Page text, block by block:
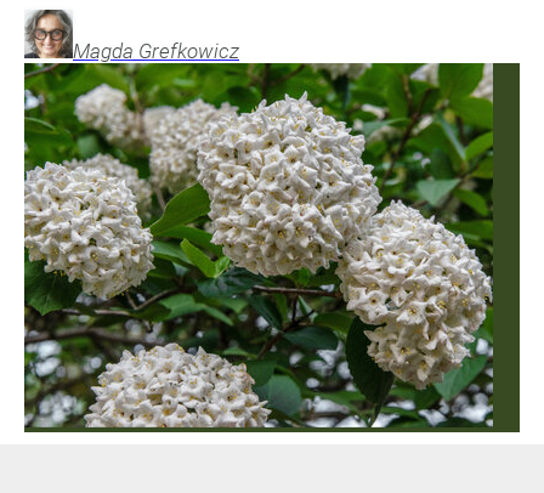
Magda Grefkowicz